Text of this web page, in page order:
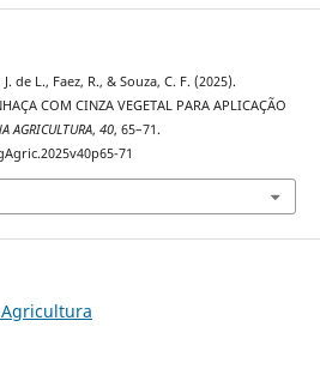
de L., Faez, R., & Souza, C. F. (2025).
COM CINZA VEGETAL PARA APLICAÇÃO
AGRICULTURA, 40, 65–71.
71